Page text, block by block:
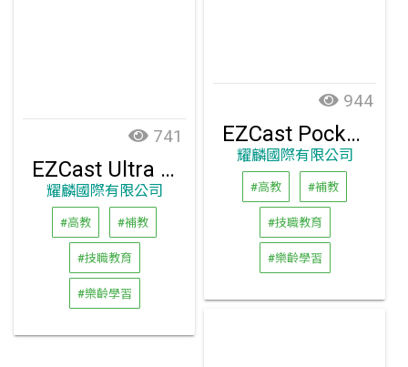
944
EZCast Pocket 4K 無線投影傳輸器套組 (TYPE-C)
耀麟國際有限公司
#高教 #補教
#技職教育
#樂齡學習
741
EZCast Ultra 4K無線投影接收器
耀麟國際有限公司
#高教 #補教
#技職教育
#樂齡學習